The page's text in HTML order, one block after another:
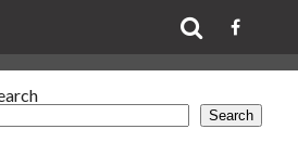
Search